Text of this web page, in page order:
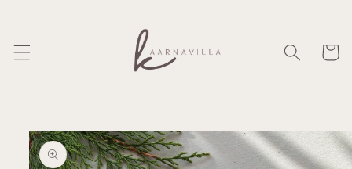
Siirry
tuotetietoihin